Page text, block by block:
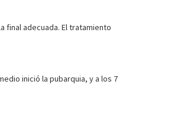
final adecuada. El tratamiento
inició la pubarquia, y a los 7